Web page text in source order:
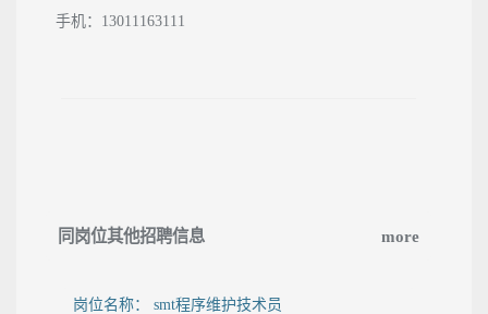
手机：13011163111
同岗位其他招聘信息 more
岗位名称： smt程序维护技术员